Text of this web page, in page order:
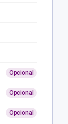
Opcional
Opcional
Opcional